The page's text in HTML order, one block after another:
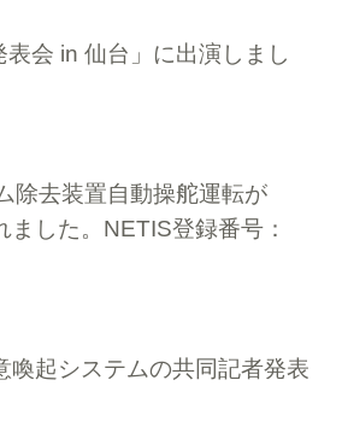
表会 in 仙台」に出演しまし
除去装置自動操舵運転が
ました。NETIS登録番号：
喚起システムの共同記者発表